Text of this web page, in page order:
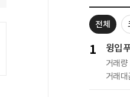
전체
1 윙입
거래량
거래대